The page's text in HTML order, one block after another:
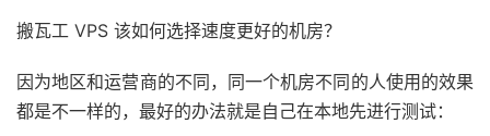
搬瓦工 VPS 该如何选择速度更好的机房？
因为地区和运营商的不同，同一个机房不同的人使用的效果
都是不一样的，最好的办法就是自己在本地先进行测试：